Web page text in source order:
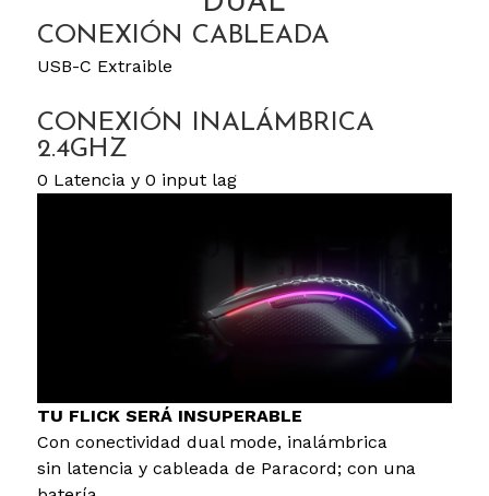
CONEXIÓN CABLEADA
USB-C Extraible
CONEXIÓN INALÁMBRICA
2.4GHZ
0 Latencia y 0 input lag
TU FLICK SERÁ INSUPERABLE
Con conectividad dual mode, inalámbrica
sin latencia y cableada de Paracord; con una